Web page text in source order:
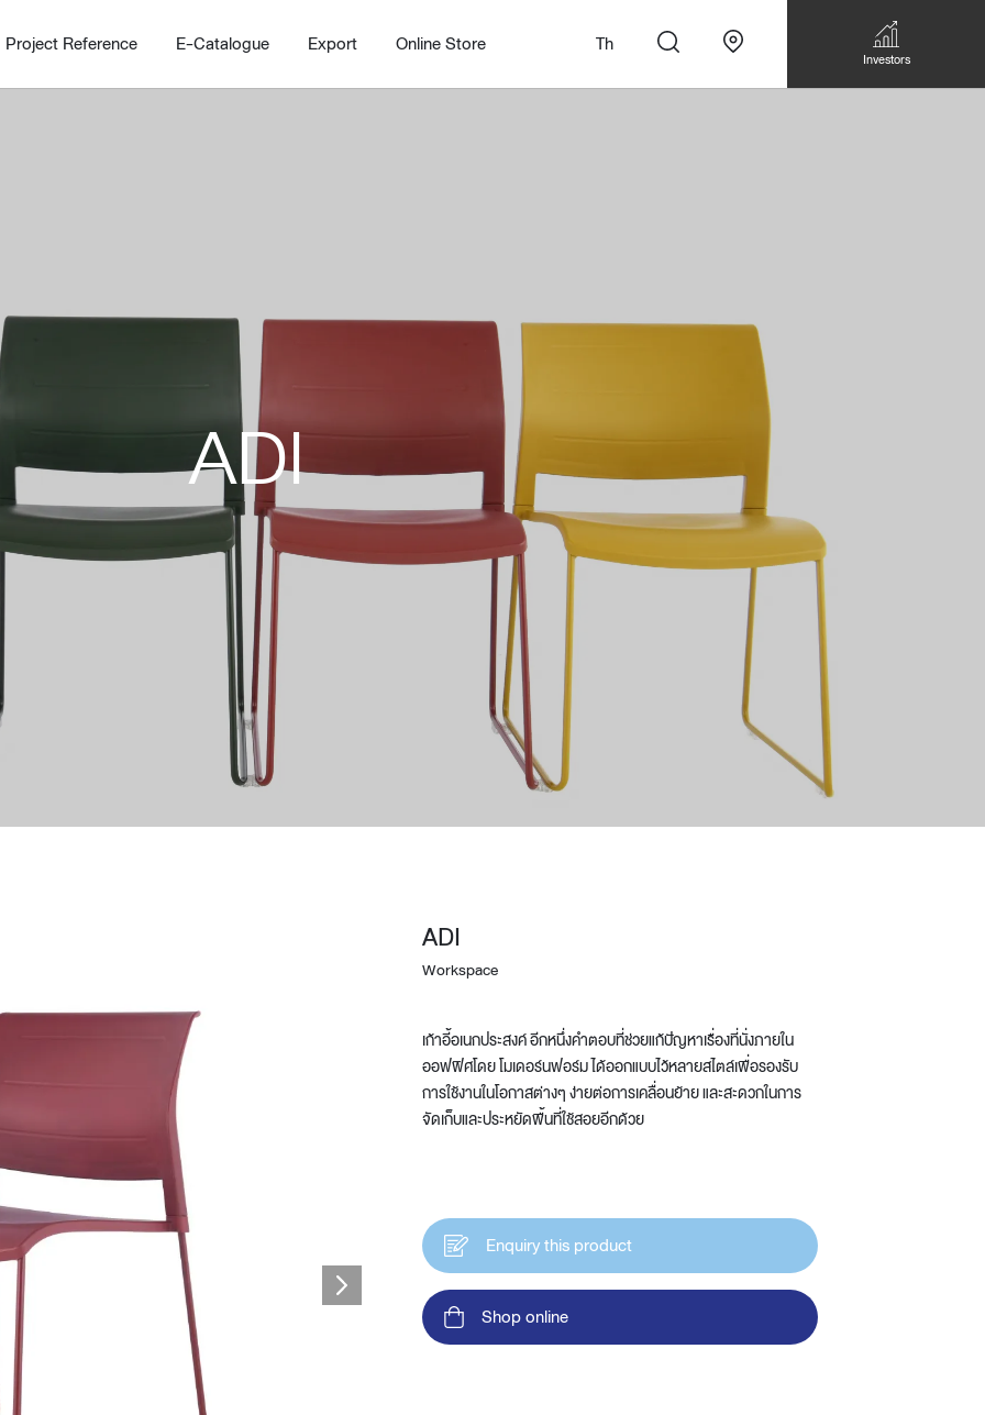
Wordrobe
Kitchen
Kitchen Accessories
Trolley
Walk-in closet &
Storage
Wall decoration
Walk-in closet
Wardrobe
Partition & Sliding Door
Working Design Solution
บริการสั่งทำโซฟาแบบ
Custom เหมาะกับทุกไลฟ์
Custom Dining Table
Design Awards
Project Reference E-Catalogue Export Online Store Th
Investors
ADI
ADI
Workspace
เก้าอี้อเนกประสงค์ อีกหนึ่งคำตอบที่ช่วยแก้ปัญหาเรื่องที่นั่งภายใน
ออฟฟิศโดย โมเดอร์นฟอร์ม ได้ออกแบบไว้หลายสไตล์เพื่อรองรับ
การใช้งานในโอกาสต่างๆ ง่ายต่อการเคลื่อนย้าย และสะดวกในการ
จัดเก็บและประหยัดพื้นที่ใช้สอยอีกด้วย
Enquiry this product
Shop online